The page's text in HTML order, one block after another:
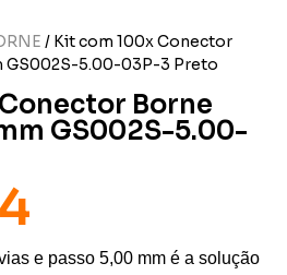
/ Kit com 100x Conector
GS002S-5.00-03P-3 Preto
Borne
GS002S-5.00-
e passo 5,00 mm é a solução